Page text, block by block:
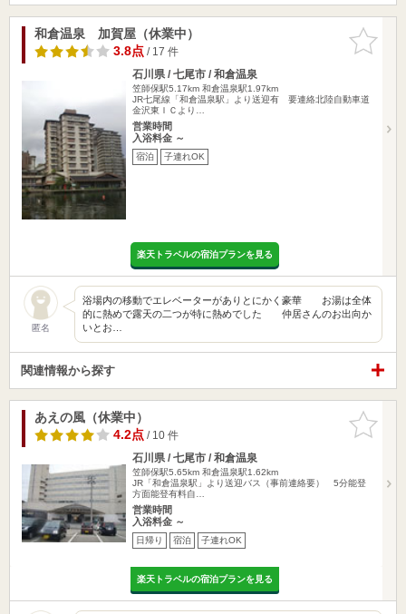
お気に入
りに追加
和倉温泉 加賀屋（休業中）
3.8点/ 17 件
石川県 / 七尾市 / 和倉温泉
笠師保駅5.17km 和倉温泉駅1.97km
JR七尾線「和倉温泉駅」より送迎有 要連絡北陸自動車道
金沢東ＩＣより…
営業時間
入浴料金 ～
宿泊 子連れOK
楽天トラベルの宿泊プランを見る
匿名
浴場内の移動でエレベーターがありとにかく豪華 お湯は全体
的に熱めで露天の二つが特に熱めでした 仲居さんのお出向か
いとお…
関連情報から探す
お気に入
りに追加
あえの風（休業中）
4.2点/ 10 件
石川県 / 七尾市 / 和倉温泉
笠師保駅5.65km 和倉温泉駅1.62km
JR「和倉温泉駅」より送迎バス（事前連絡要） 5分能登
方面能登有料自…
営業時間
入浴料金 ～
日帰り 宿泊 子連れOK
楽天トラベルの宿泊プランを見る